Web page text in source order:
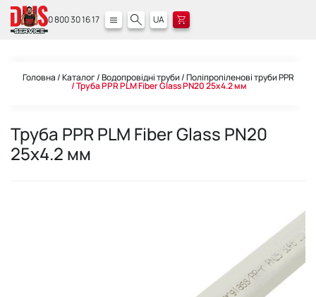
0 800 30 16 17 UA
Головна Каталог Водопровідні труби Поліпропіленові труби PPR
Труба PPR PLM Fiber Glass PN20 25x4.2 мм
Труба PPR PLM Fiber Glass PN20
25x4.2 мм